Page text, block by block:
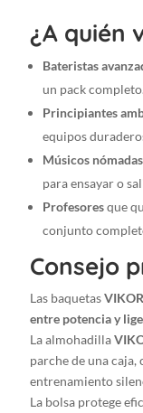
5A
Stylish
Almohadilla
de
práctica
Bolsa
+
Stylish
¿A quién
Bateristas
un pack completo.
Principiantes
equipos
Músicos nómadas
para ensayar o
Profesoresque
conjunto
Consejo
Las baquetas
entre potencia y
La almohadilla
parche de una
entrenamiento
La bolsa protege